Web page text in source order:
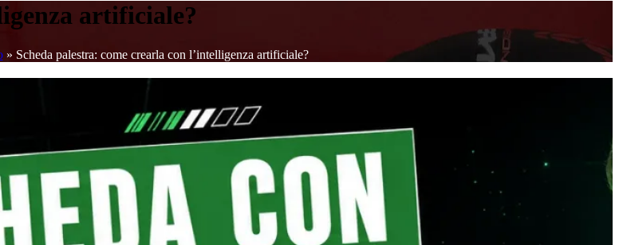
artificiale?
» Scheda palestra: come crearla con l’intelligenza artificiale?